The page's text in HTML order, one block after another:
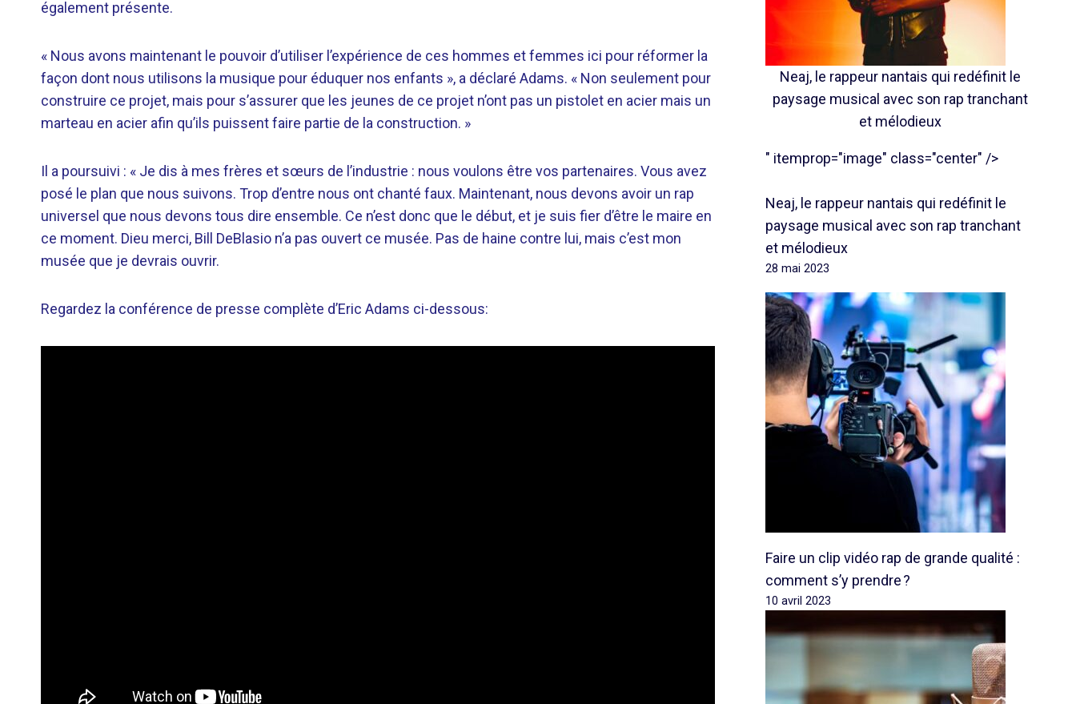
également présente.
« Nous avons maintenant le pouvoir d’utiliser l’expérience de ces hommes et femmes ici pour réformer la
façon dont nous utilisons la musique pour éduquer nos enfants », a déclaré Adams. « Non seulement pour
construire ce projet, mais pour s’assurer que les jeunes de ce projet n’ont pas un pistolet en acier mais un
marteau en acier afin qu’ils puissent faire partie de la construction. »
Il a poursuivi : « Je dis à mes frères et sœurs de l’industrie : nous voulons être vos partenaires. Vous avez
posé le plan que nous suivons. Trop d’entre nous ont chanté faux. Maintenant, nous devons avoir un rap
universel que nous devons tous dire ensemble. Ce n’est donc que le début, et je suis fier d’être le maire en
ce moment. Dieu merci, Bill DeBlasio n’a pas ouvert ce musée. Pas de haine contre lui, mais c’est mon
musée que je devrais ouvrir.
Regardez la conférence de presse complète d’Eric Adams ci-dessous:
Neaj, le rappeur nantais qui redéfinit le
paysage musical avec son rap tranchant
et mélodieux
" itemprop="image" class="center" />
Neaj, le rappeur nantais qui redéfinit le
paysage musical avec son rap tranchant
et mélodieux
28 mai 2023
Faire un clip vidéo rap de grande qualité :
comment s’y prendre ?
10 avril 2023